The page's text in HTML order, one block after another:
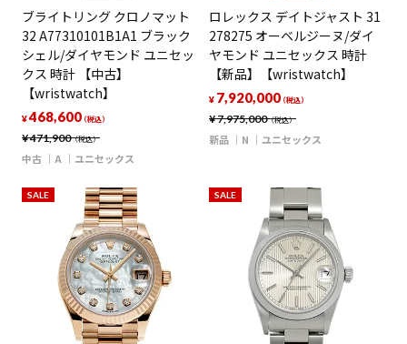
ブライトリング クロノマット
32 A77310101B1A1 ブラック
シェル/ダイヤモンド ユニセッ
クス 時計 【中古】
【wristwatch】
¥471,900（税込）
¥468,600（税込）
中古 A ユニセックス
ロレックス デイトジャスト 31
278275 オーベルジーヌ/ダイ
ヤモンド ユニセックス 時計
【新品】【wristwatch】
¥7,975,000（税込）
¥ 7,920,000（税込）
新品 N ユニセックス
SALE SALE